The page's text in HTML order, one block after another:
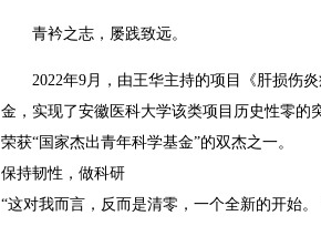
青衿之志，屡践致远。
2022年9月，由王华主持的项目《肝损伤炎
金，实现了安徽医科大学该类项目历史性零的
荣获“国家杰出青年科学基金”的双杰之一。
保持韧性，做科研
“这对我而言，反而是清零，一个全新的开始